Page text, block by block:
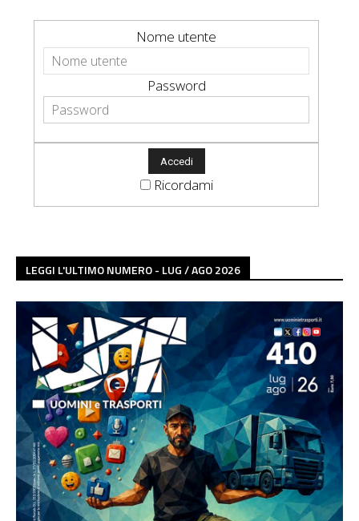
Nome utente
Password
Ricordami
LEGGI L'ULTIMO NUMERO - LUG / AGO 2026